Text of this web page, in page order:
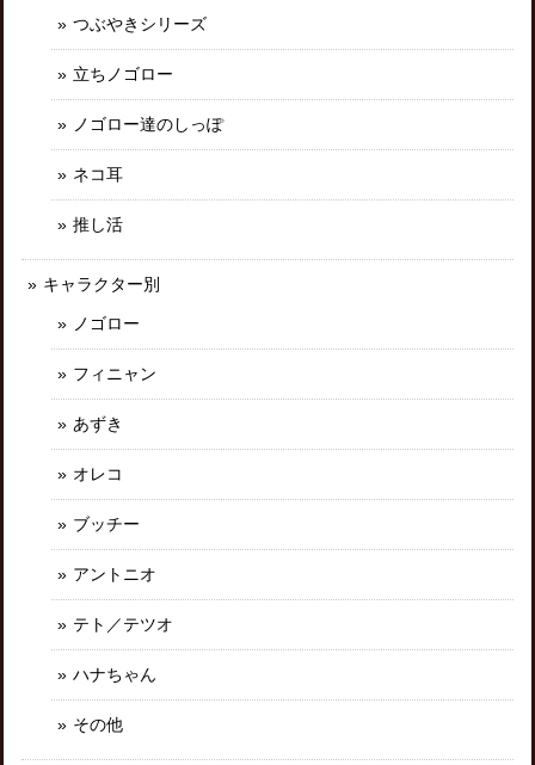
つぶやきシリーズ
立ちノゴロー
ノゴロー達のしっぽ
ネコ耳
推し活
キャラクター別
ノゴロー
フィニャン
あずき
オレコ
ブッチー
アントニオ
テト／テツオ
ハナちゃん
その他